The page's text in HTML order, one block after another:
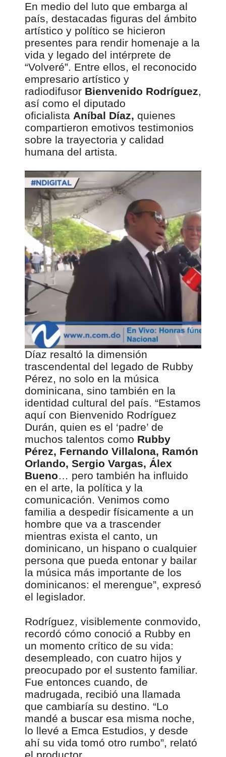
En medio del luto que embarga al
país, destacadas figuras del ámbito
artístico y político se hicieron
presentes para rendir homenaje a la
vida y legado del intérprete de
“Volveré”. Entre ellos, el reconocido
empresario artístico y
radiodifusor Bienvenido Rodríguez,
así como el diputado
oficialista Aníbal Díaz, quienes
compartieron emotivos testimonios
sobre la trayectoria y calidad
humana del artista.
R
e
o
d
u
c
t
o
r
d
e
v
í
d
e
o
Díaz resaltó la dimensión
trascendental del legado de Rubby
Pérez, no solo en la música
dominicana, sino también en la
identidad cultural del país. “Estamos
aquí con Bienvenido Rodríguez
Durán, quien es el ‘padre’ de
muchos talentos como Rubby
Pérez, Fernando Villalona, Ramón
Orlando, Sergio Vargas, Álex
Bueno… pero también ha influido
en el arte, la política y la
comunicación. Venimos como
familia a despedir físicamente a un
hombre que va a trascender
mientras exista el canto, un
dominicano, un hispano o cualquier
persona que pueda entonar y bailar
la música más importante de los
dominicanos: el merengue”, expresó
el legislador.
Rodríguez, visiblemente conmovido,
recordó cómo conoció a Rubby en
un momento crítico de su vida:
desempleado, con cuatro hijos y
preocupado por el sustento familiar.
Fue entonces cuando, de
madrugada, recibió una llamada
que cambiaría su destino. “Lo
mandé a buscar esa misma noche,
lo llevé a Emca Estudios, y desde
ahí su vida tomó otro rumbo”, relató